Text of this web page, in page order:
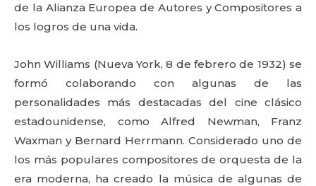
de la Alianza Europea de Autores y Compositores a
los logros de una vida.
John Williams (Nueva York, 8 de febrero de 1932) se
formó colaborando con algunas de las
personalidades más destacadas del cine clásico
estadounidense, como Alfred Newman, Franz
Waxman y Bernard Herrmann. Considerado uno de
los más populares compositores de orquesta de la
era moderna, ha creado la música de algunas de